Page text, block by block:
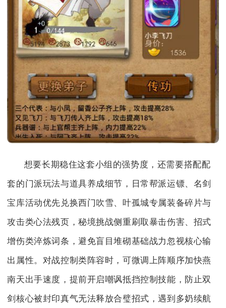
想要长期稳住这套小组的强势度，还需要搭配配
套的门派玩法与道具养成细节，日常帮派运镖、名剑
宝库活动优先兑换西门吹雪、叶孤城专属装备碎片与
攻击类心法残页，秘境挑战侧重刷取暴击伤害、招式
增伤类淬炼词条，避免盲目堆砌基础战力忽视核心输
出属性。对战控制类阵容时，可微调上阵顺序加快燕
南天出手速度，提前开启嘲讽抵挡控制技能，防止双
剑核心被封印真气无法释放合璧招式，遇到多奶续航